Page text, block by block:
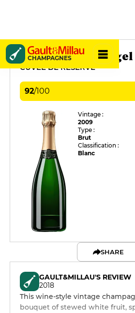
CHAMPAGNES
Joseph Loriot-Pagel
CUVÉE DE RÉSERVE
92/100
Vintage :
2009
Type :
Brut
Classification :
Blanc
SHARE
GAULT&MILLAU'S REVIEW
2018
This wine-style vintage
bouquet of stewed white fruit,